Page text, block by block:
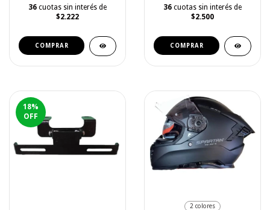
36 cuotas sin interés de
$2.222
COMPRAR
36 cuotas sin interés de
$2.500
COMPRAR
18%
OFF
2 colores